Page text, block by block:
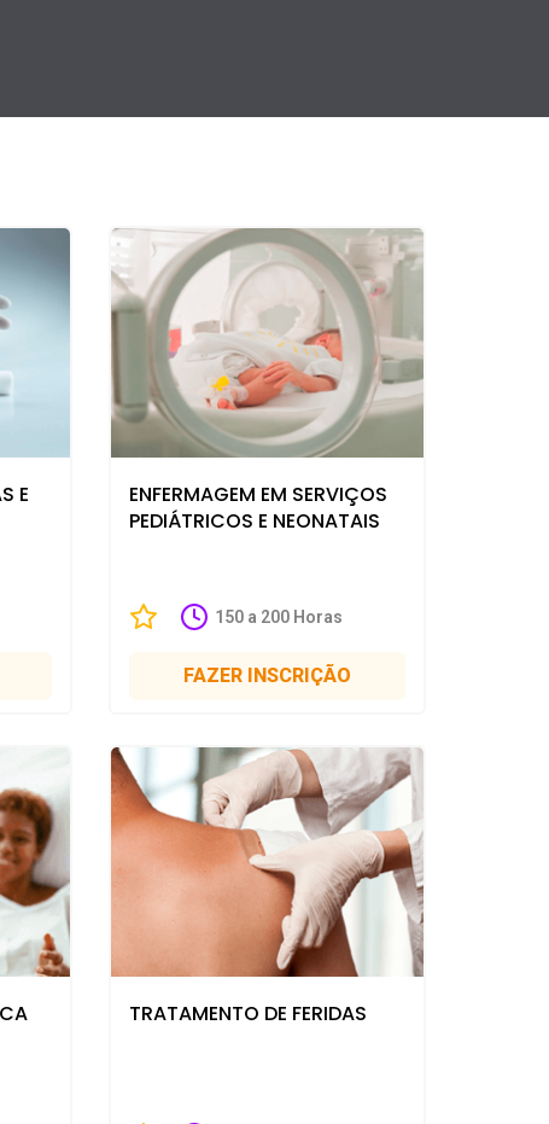
E
ENFERMAGEM EM SERVIÇOS
PEDIÁTRICOS E NEONATAIS
150 a 200 Horas
FAZER INSCRIÇÃO
TRATAMENTO DE FERIDAS